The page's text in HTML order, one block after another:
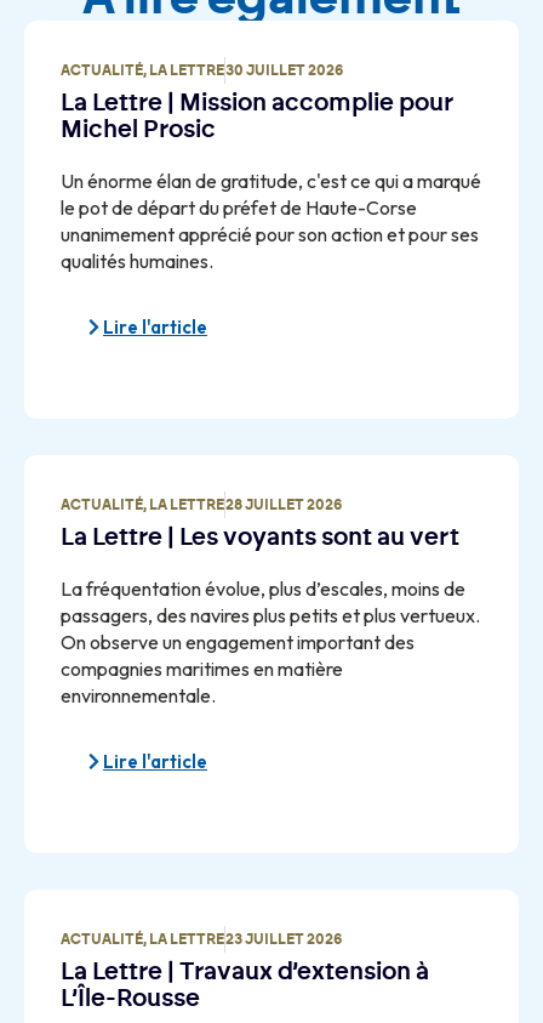
ACTUALITÉ, LA LETTRE30 JUILLET 2026
La Lettre | Mission accomplie pour
Michel Prosic
Un énorme élan de gratitude, c'est ce qui a marqué
le pot de départ du préfet de Haute-Corse
unanimement apprécié pour son action et pour ses
qualités humaines.
Lire l'article
ACTUALITÉ, LA LETTRE28 JUILLET 2026
La Lettre | Les voyants sont au vert
La fréquentation évolue, plus d’escales, moins de
passagers, des navires plus petits et plus vertueux.
On observe un engagement important des
compagnies maritimes en matière
environnementale.
Lire l'article
ACTUALITÉ, LA LETTRE23 JUILLET 2026
La Lettre | Travaux d’extension à
L’Île-Rousse